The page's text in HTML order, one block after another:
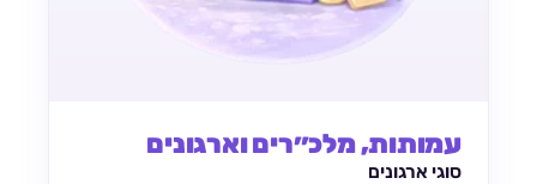
עמותות, מלכ״רים וארגונים
סוגי ארגונים